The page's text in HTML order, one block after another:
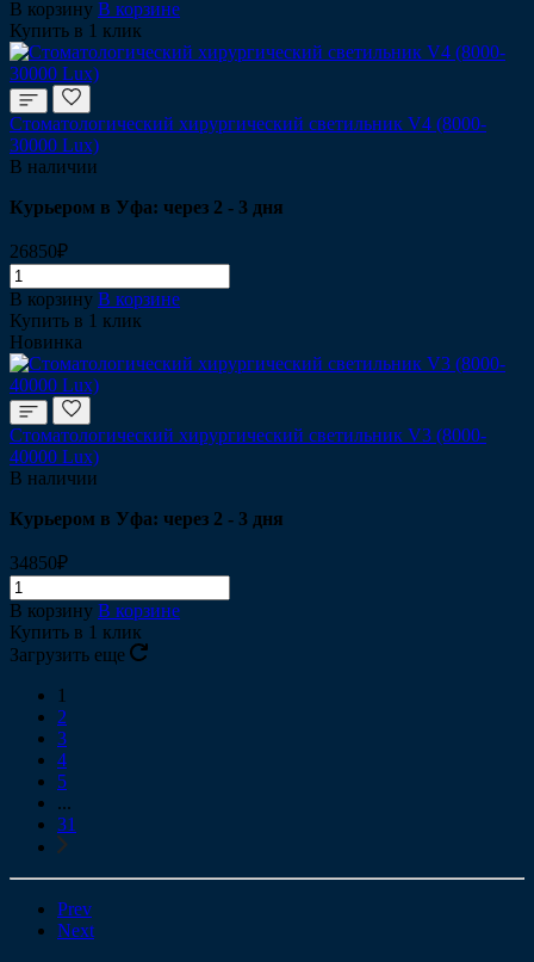
В корзину В корзине
Купить в 1 клик
Стоматологический хирургический светильник V4 (8000-
30000 Lux)
В наличии
Курьером в Уфа: через 2 - 3 дня
26850₽
В корзину В корзине
Купить в 1 клик
Новинка
Стоматологический хирургический светильник V3 (8000-
40000 Lux)
В наличии
Курьером в Уфа: через 2 - 3 дня
34850₽
В корзину В корзине
Купить в 1 клик
Загрузить еще
1
2
3
4
5
...
31
Prev
Next